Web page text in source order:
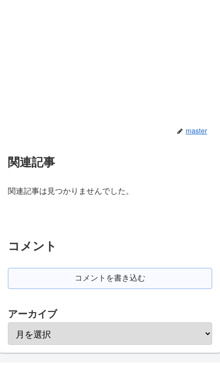
master
関連記事
関連記事は見つかりませんでした。
コメント
コメントを書き込む
アーカイブ